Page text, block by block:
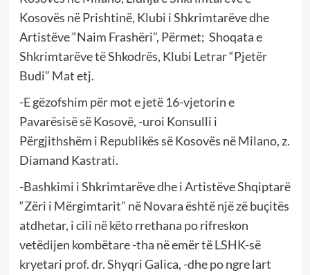
Kosovës në Prishtinë, Klubi i Shkrimtarëve dhe
Artistëve “Naim Frashëri”, Përmet; Shoqata e
Shkrimtarëve të Shkodrës, Klubi Letrar “Pjetër
Budi” Mat etj.
-E gëzofshim për mot e jetë 16-vjetorin e
Pavarësisë së Kosovë, -uroi Konsulli i
Përgjithshëm i Republikës së Kosovës në Milano, z.
Diamand Kastrati.
-Bashkimi i Shkrimtarëve dhe i Artistëve Shqiptarë
“Zëri i Mërgimtarit” në Novara është një zë buçitës
atdhetar, i cili në këto rrethana po rifreskon
vetëdijen kombëtare -tha në emër të LSHK-së
kryetari prof. dr. Shyqri Galica, -dhe po ngre lart